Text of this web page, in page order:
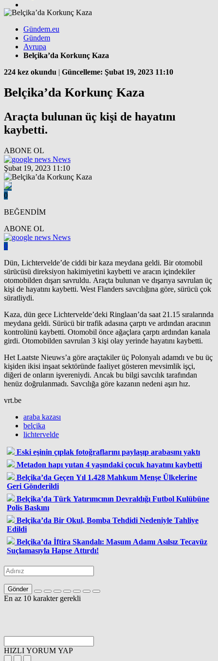
Gündem.eu
Gündem
Avrupa
Belçika’da Korkunç Kaza
224 kez okundu | Güncelleme: Şubat 19, 2023 11:10
Belçika’da Korkunç Kaza
Araçta bulunan üç kişi de hayatını
kaybetti.
ABONE OL
News
Şubat 19, 2023 11:10
0
BEĞENDİM
ABONE OL
News
0
Dün, Lichtervelde’de ciddi bir kaza meydana geldi. Bir otomobil
sürücüsü direksiyon hakimiyetini kaybetti ve aracın içindekiler
otomobilden dışarı savruldu. Araçta bulunan ve dışarıya savrulan üç
kişi de hayatını kaybetti. West Flanders savcılığına göre, sürücü çok
süratliydi.
Kaza, dün gece Lichtervelde’deki Ringlaan’da saat 21.15 sıralarında
meydana geldi. Sürücü bir trafik adasına çarptı ve ardından aracının
kontrolünü kaybetti. Otomobil önce ağaçlara çarptı ardından kanala
girdi. Otomobilden savrulan 3 kişi olay yerinde hayatını kaybetti.
Het Laatste Nieuws’a göre araçtakiler üç Polonyalı adamdı ve bu üç
kişiden ikisi inşaat sektöründe faaliyet gösteren mevsimlik işçi,
diğeri de onların işvereniydi. Ancak bu bilgi savcılık tarafından
henüz doğrulanmadı. Savcılığa göre kazanın nedeni aşırı hız.
vrt.be
araba kazası
belçika
lichtervelde
Eski eşinin çıplak fotoğraflarını paylaşıp arabasını yaktı
Metadon hapı yutan 4 yaşındaki çocuk hayatını kaybetti
Belçika’da Geçen Yıl 1.428 Mahkum Menşe Ülkelerine
Geri Gönderildi
Belçika’da Türk Yatırımcının Devraldığı Futbol Kulübüne
Polis Baskını
Belçika’da Bir Okul, Bomba Tehdidi Nedeniyle Tahliye
Edildi
Belçika’da İftira Skandalı: Masum Adamı Asılsız Tecavüz
Suçlamasıyla Hapse Attırdı!
Gönder
En az 10 karakter gerekli
HIZLI YORUM YAP